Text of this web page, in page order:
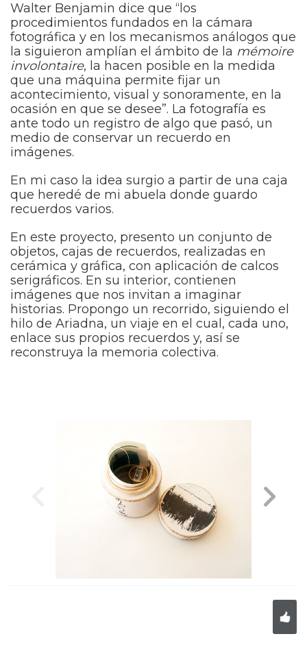
Walter Benjamin dice que “los
procedimientos fundados en la cámara
fotográfica y en los mecanismos análogos que
la siguieron amplían el ámbito de la mémoire
involontaire, la hacen posible en la medida
que una máquina permite fijar un
acontecimiento, visual y sonoramente, en la
ocasión en que se desee”. La fotografía es
ante todo un registro de algo que pasó, un
medio de conservar un recuerdo en
imágenes.
En mi caso la idea surgio a partir de una caja
que heredé de mi abuela donde guardo
recuerdos varios.
En este proyecto, presento un conjunto de
objetos, cajas de recuerdos, realizadas en
cerámica y gráfica, con aplicación de calcos
serigráficos. En su interior, contienen
imágenes que nos invitan a imaginar
historias. Propongo un recorrido, siguiendo el
hilo de Ariadna, un viaje en el cual, cada uno,
enlace sus propios recuerdos y, así se
reconstruya la memoria colectiva.